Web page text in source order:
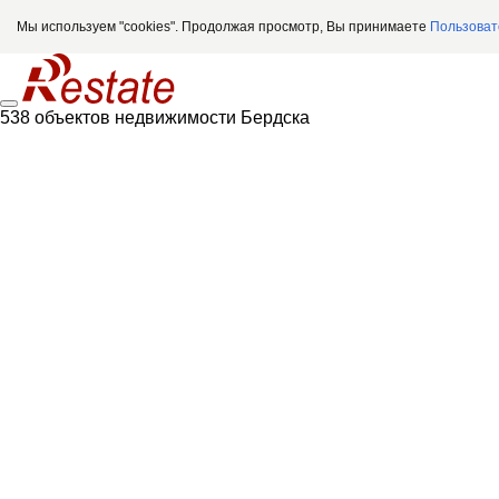
Мы используем "cookies". Продолжая просмотр, Вы принимаете
538 объектов недвижимости Бердска